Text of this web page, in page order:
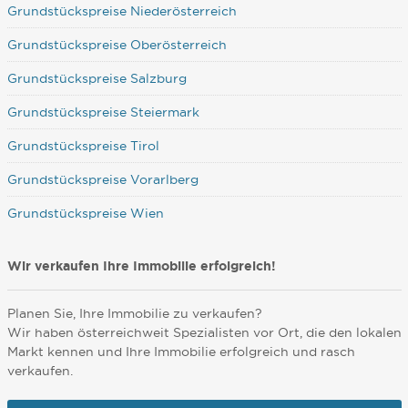
Grundstückspreise Niederösterreich
Grundstückspreise Oberösterreich
Grundstückspreise Salzburg
Grundstückspreise Steiermark
Grundstückspreise Tirol
Grundstückspreise Vorarlberg
Grundstückspreise Wien
Wir verkaufen Ihre Immobilie erfolgreich!
Planen Sie, Ihre Immobilie zu verkaufen?
Wir haben österreichweit Spezialisten vor Ort, die den lokalen
Markt kennen und Ihre Immobilie erfolgreich und rasch
verkaufen.